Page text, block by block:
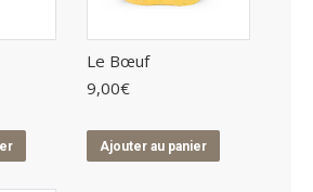
Le Bœuf
9,00€
Ajouter au panier